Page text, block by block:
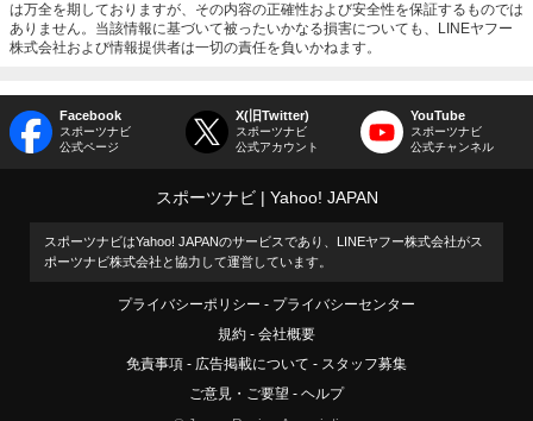
は万全を期しておりますが、その内容の正確性および安全性を保証するものでは
ありません。当該情報に基づいて被ったいかなる損害についても、LINEヤフー
株式会社および情報提供者は一切の責任を負いかねます。
Facebook
スポーツナビ
公式ページ
X(旧Twitter)
スポーツナビ
公式アカウント
YouTube
スポーツナビ
公式チャンネル
スポーツナビ Yahoo! JAPAN
スポーツナビはYahoo! JAPANのサービスであり、LINEヤフー株式会社がス
ポーツナビ株式会社と協力して運営しています。
プライバシーポリシー
プライバシーセンター
規約
会社概要
免責事項
広告掲載について
スタッフ募集
ご意見・ご要望
ヘルプ